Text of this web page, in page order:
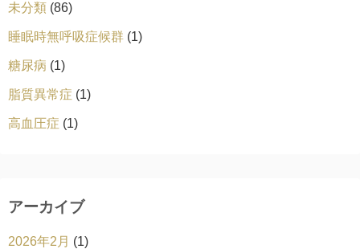
未分類 (86)
睡眠時無呼吸症候群 (1)
糖尿病 (1)
脂質異常症 (1)
高血圧症 (1)
アーカイブ
2026年2月 (1)